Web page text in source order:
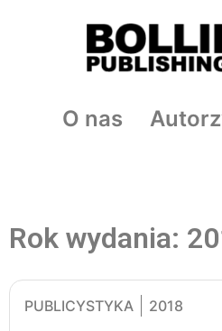
O nas
Rok wydania:
PUBLICYSTYKA 2018